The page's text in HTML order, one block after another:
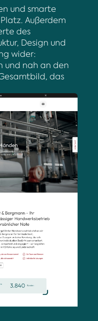
und smarte
Außerdem
des
Design und
wider:
und nah an den
das